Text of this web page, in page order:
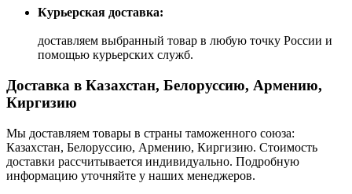
Курьерская доставка:
доставляем выбранный товар в любую точку России и
помощью курьерских служб.
Доставка в Казахстан, Белоруссию, Армению,
Киргизию
Мы доставляем товары в страны таможенного союза:
Казахстан, Белоруссию, Армению, Киргизию. Стоимость
доставки рассчитывается индивидуально. Подробную
информацию уточняйте у наших менеджеров.